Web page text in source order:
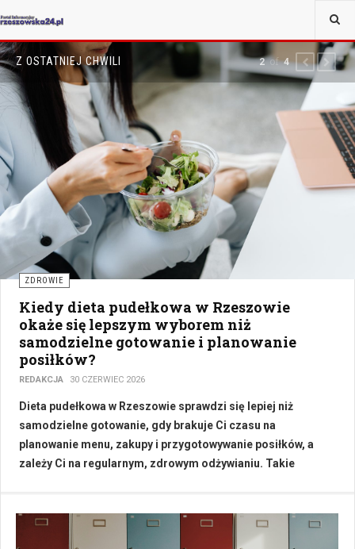
Z OSTATNIEJ CHWILI
ZDROWIE
Kiedy dieta pudełkowa w Rzeszowie
okaże się lepszym wyborem niż
samodzielne gotowanie i planowanie
posiłków?
REDAKCJA 30 CZERWIEC 2026
Dieta pudełkowa w Rzeszowie sprawdzi się lepiej niż
samodzielne gotowanie, gdy brakuje Ci czasu na
planowanie menu, zakupy i przygotowywanie posiłków, a
zależy Ci na regularnym, zdrowym odżywianiu. Takie
zdrowotne. Szczególnie dobrze sprawdza się w okresach
zwiększonej intensywności zawodowej, gdy energia i
2of4 PREVIOUS
NEXT